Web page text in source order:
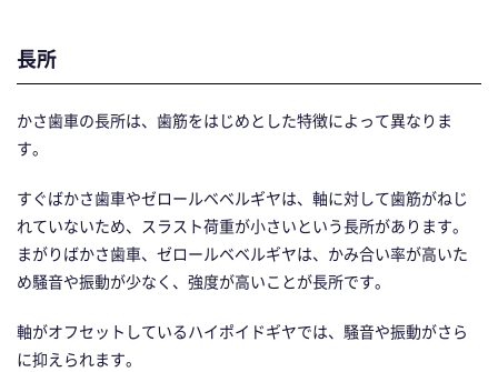
長所
かさ歯車の長所は、歯筋をはじめとした特徴によって異なりま
す。
すぐばかさ歯車やゼロールベベルギヤは、軸に対して歯筋がねじ
れていないため、スラスト荷重が小さいという長所があります。
まがりばかさ歯車、ゼロールベベルギヤは、かみ合い率が高いた
め騒音や振動が少なく、強度が高いことが長所です。
軸がオフセットしているハイポイドギヤでは、騒音や振動がさら
に抑えられます。